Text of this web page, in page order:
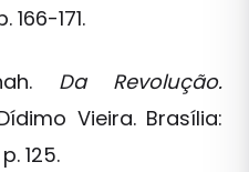
166-171.
Da Revolução.
Vieira. Brasília:
125.